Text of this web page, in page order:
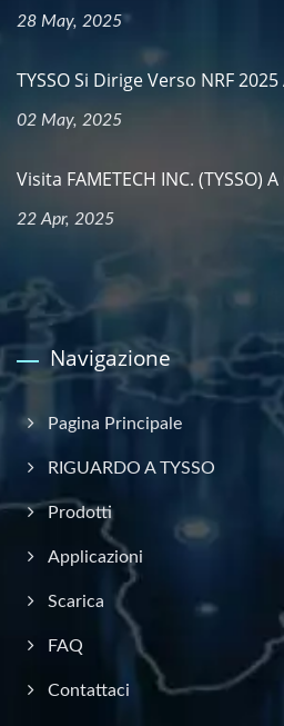
28 May, 2025
TYSSO Si Dirige Verso NRF 2025
02 May, 2025
Visita FAMETECH INC. (TYSSO)
22 Apr, 2025
Navigazione
Pagina Principale
RIGUARDO A TYSSO
Prodotti
Applicazioni
Scarica
FAQ
Contattaci